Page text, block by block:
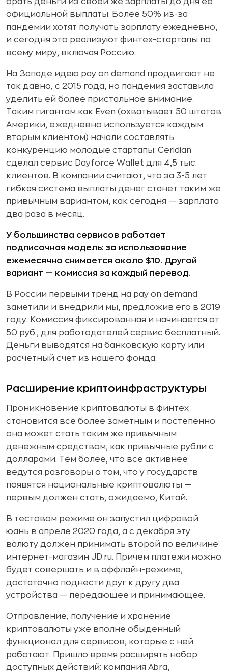
официальной выплаты. Более 50% из-за
пандемии хотят получать зарплату ежедневно,
и сегодня это реализуют финтех-стартапы по
всему миру, включая Россию.
На Западе идею pay on demand продвигают не
так давно, с 2015 года, но пандемия заставила
уделить ей более пристальное внимание.
Таким гигантам как Even (охватывает 50 штатов
Америки, ежедневно используется каждым
вторым клиентом) начали составлять
конкуренцию молодые стартапы: Ceridian
сделал сервис Dayforce Wallet для 4,5 тыс.
клиентов. В компании считают, что за 3-5 лет
гибкая система выплаты денег станет таким же
привычным вариантом, как сегодня — зарплата
два раза в месяц.
У большинства сервисов работает
подписочная модель: за использование
ежемесячно снимается около $10. Другой
вариант — комиссия за каждый перевод.
В России первыми тренд на pay on demand
заметили и внедрили мы, предложив его в 2019
году. Комиссия фиксированная и начинается от
50 руб., для работодателей сервис бесплатный.
Деньги выводятся на банковскую карту или
расчетный счет из нашего фонда.
Расширение криптоинфраструктуры
Проникновение криптовалюты в финтех
становится все более заметным и постепенно
она может стать таким же привычным
денежным средством, как привычные рубли с
долларами. Тем более, что все активнее
ведутся разговоры о том, что у государств
появятся национальные криптовалюты —
первым должен стать, ожидаемо, Китай.
В тестовом режиме он запустил цифровой
юань в апреле 2020 года, а с декабря эту
валюту должен принимать второй по величине
интернет-магазин JD.ru. Причем платежи можно
будет совершать и в оффлайн-режиме,
достаточно поднести друг к другу два
устройства — передающее и принимающее.
Отправление, получение и хранение
криптовалюты уже вполне обыденный
функционал для сервисов, которые с ней
работают. Пришло время расширять набор
доступных действий: компания Abra,